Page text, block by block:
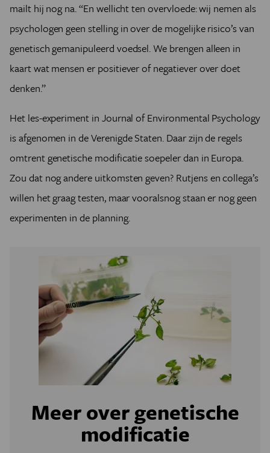
mailt hij nog na. “En wellicht ten overvloede: wij nemen als
psychologen geen stelling in over de mogelijke risico’s van
genetisch gemanipuleerd voedsel. We brengen alleen in
kaart wat mensen er positiever of negatiever over doet
denken.”
Het les-experiment in Journal of Environmental Psychology
is afgenomen in de Verenigde Staten. Daar zijn de regels
omtrent genetische modificatie soepeler dan in Europa.
Zou dat nog andere uitkomsten geven? Rutjens en collega’s
willen het graag testen, maar vooralsnog staan er nog geen
experimenten in de planning.
Meer over genetische
modificatie